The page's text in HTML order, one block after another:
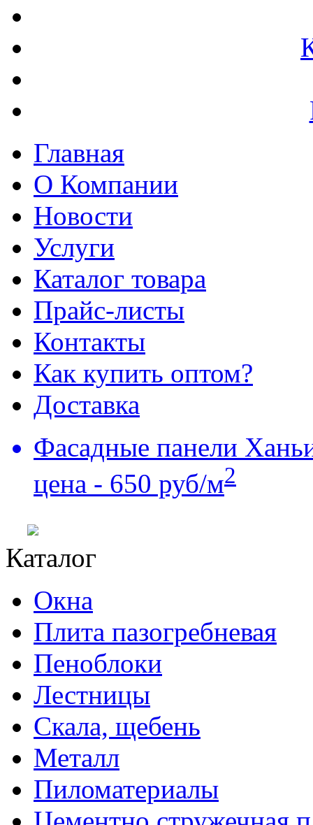
Главная
О Компании
Новости
Услуги
Каталог товара
Прайс-листы
Контакты
Как купить оптом?
Доставка
Фасадные панели
цена - 650 руб/м2
Каталог
Окна
Плита пазогребневая
Пеноблоки
Лестницы
Скала, щебень
Металл
Пиломатериалы